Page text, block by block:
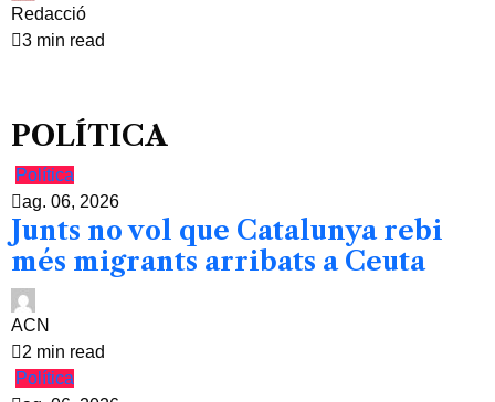
Redacció
3 min read
POLÍTICA
Política
ag. 06, 2026
Junts no vol que Catalunya rebi
més migrants arribats a Ceuta
ACN
2 min read
Política